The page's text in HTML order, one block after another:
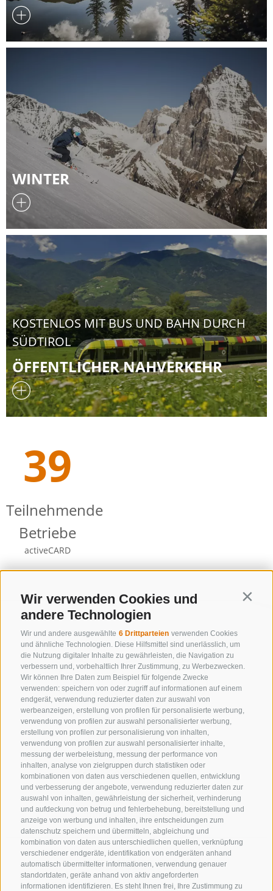
Wir verwenden Cookies und
andere Technologien
Wir und andere ausgewählte 6 Drittparteien verwenden Cookies
und ähnliche Technologien. Diese Hilfsmittel sind unerlässlich, um
die Nutzung digitaler Inhalte zu gewährleisten, die Navigation zu
verbessern und, vorbehaltlich Ihrer Zustimmung, zu Werbezwecken.
Wir können Ihre Daten zum Beispiel für folgende Zwecke
verwenden: speichern von oder zugriff auf informationen auf einem
endgerät, verwendung reduzierter daten zur auswahl von
werbeanzeigen, erstellung von profilen für personalisierte werbung,
verwendung von profilen zur auswahl personalisierter werbung,
erstellung von profilen zur personalisierung von inhalten,
verwendung von profilen zur auswahl personalisierter inhalte,
messung der werbeleistung, messung der performance von
inhalten, analyse von zielgruppen durch statistiken oder
kombinationen von daten aus verschiedenen quellen, entwicklung
und verbesserung der angebote, verwendung reduzierter daten zur
auswahl von inhalten, gewährleistung der sicherheit, verhinderung
und aufdeckung von betrug und fehlerbehebung, bereitstellung und
anzeige von werbung und inhalten, ihre entscheidungen zum
datenschutz speichern und übermitteln, abgleichung und
kombination von daten aus unterschiedlichen quellen, verknüpfung
verschiedener endgeräte, identifikation von endgeräten anhand
automatisch übermittelter informationen, verwendung genauer
standortdaten, geräte anhand von aktiv angeforderten
informationen identifizieren. Es steht Ihnen frei, Ihre Zustimmung zu
WINTER
KOSTENLOS MIT BUS UND BAHN DURCH
SÜDTIROL
ÖFFENTLICHER NAHVERKEHR
39
Teilnehmende
Betriebe
activeCARD
KONTAKTIERE UNS
+39 0472 632 372
info@gossensass.org
NEWSLETTER
Bleib am Laufenden